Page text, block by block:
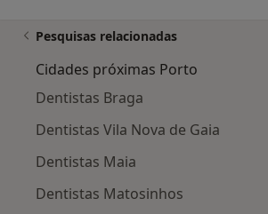
Pesquisas relacionadas
Cidades próximas Porto
Dentistas Braga
Dentistas Vila Nova de Gaia
Dentistas Maia
Dentistas Matosinhos